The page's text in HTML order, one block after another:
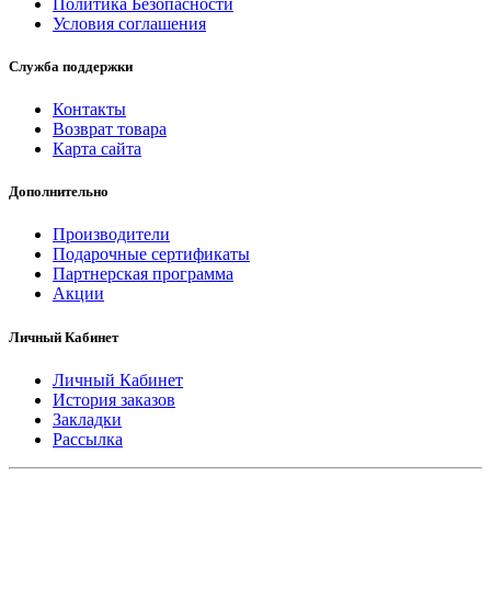
Условия соглашения
Служба поддержки
Контакты
Возврат товара
Карта сайта
Дополнительно
Производители
Подарочные сертификаты
Партнерская программа
Акции
Личный Кабинет
Личный Кабинет
История заказов
Закладки
Рассылка